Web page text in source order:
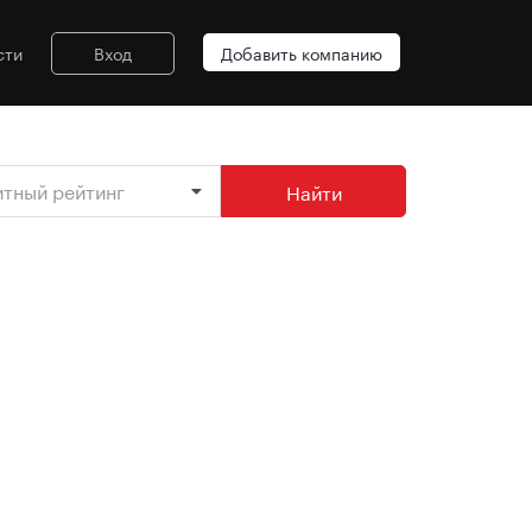
Вход Добавить компанию
рейтинг Найти